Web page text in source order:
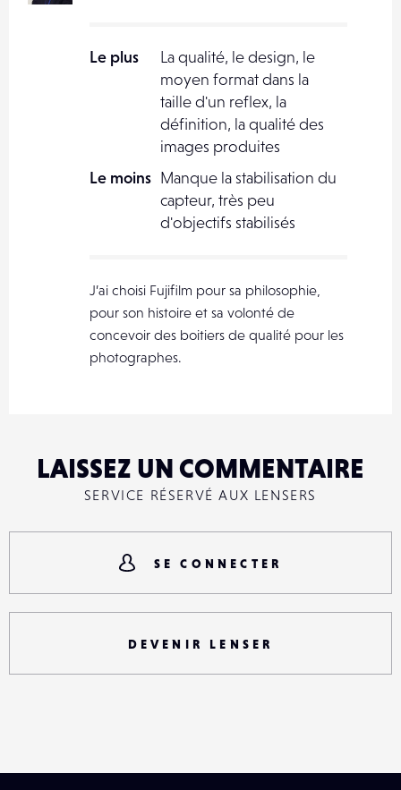
Le plus
La qualité, le design, le
moyen format dans la
taille d'un reflex, la
définition, la qualité des
images produites
Le moins Manque la stabilisation du
capteur, très peu
d'objectifs stabilisés
J’ai choisi Fujifilm pour sa philosophie,
pour son histoire et sa volonté de
concevoir des boitiers de qualité pour les
photographes.
LAISSEZ UN COMMENTAIRE
SERVICE RÉSERVÉ AUX LENSERS
SE CONNECTER
DEVENIR LENSER